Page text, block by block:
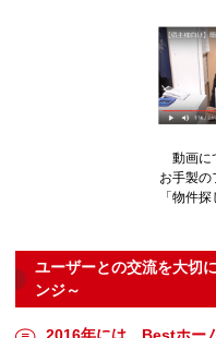
動画に
お手製の
「物件
ユーザーとの交流を大切
ンジ～